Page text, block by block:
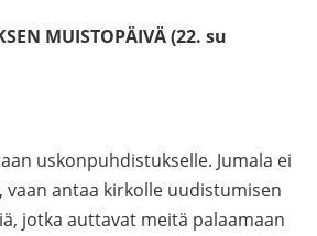
MUISTOPÄIVÄ (22. su
uskonpuhdistukselle. Jumala ei
vaan antaa kirkolle uudistumisen
jotka auttavat meitä palaamaan